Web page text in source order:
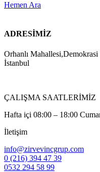
Hemen Ara
ADRESİMİZ
Orhanlı
İstanbul
ÇALIŞMA SAATLERİMİZ
Hafta içi 08:00 – 18:00
İletişim
info@zirvevincgrup.com
0 (216) 394 47 39
0532 294 58 99